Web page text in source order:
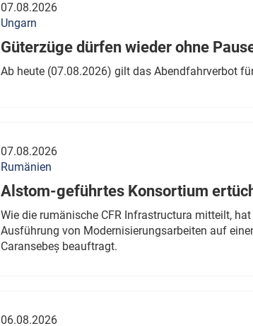
07.08.2026
Ungarn
Güterzüge dürfen wieder ohne
Ab heute (07.08.2026) gilt das Abendfahrverbot
07.08.2026
Rumänien
Alstom-geführtes Konsortium
Wie die rumänische CFR Infrastructura mitteilt,
Ausführung von Modernisierungsarbeiten auf
Caransebeș beauftragt.
06.08.2026